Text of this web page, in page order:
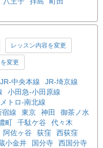
レッスン内容を変更
変更
JR-中央本線
JR-埼京線
小田急-小田原線
メトロ-南北線
宿線 東京 神田
御茶ノ水
町 千駄ケ谷
代々木
阿佐ヶ谷 荻窪
西荻窪
小金井 国分寺
西国分寺